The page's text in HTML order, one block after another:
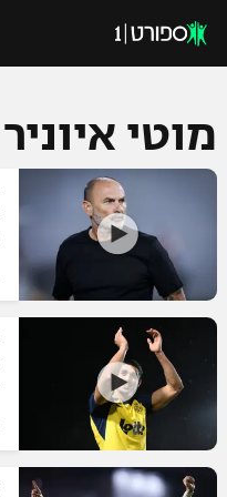
כדורגל ישראלי
ליגת העל
גביע הטוטו
ליגיונרים
גביע המדינה
כדורגל עולמי
ליגת האלופות
ליגה אירופית
ליגה אנגלית
כדורסל ישראלי
ליגת ווינר סל
ליגה לאומית
כדורסל עולמי
NBA
מוטי איוניר